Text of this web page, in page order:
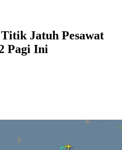
Jatuh Pesawat
Pagi Ini